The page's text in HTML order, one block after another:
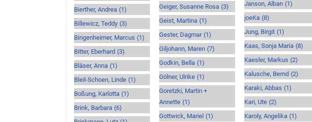
Bierther, Andrea (1)
Billewicz, Teddy (3)
Bingenheimer, Marcus (1)
Bitter, Eberhard (3)
Bläser, Anna (1)
Bleil-Schoen, Linde (1)
Boßung, Karlotta (1)
Brink, Barbara (6)
Geiger, Susanne Rosa (3)
Geist, Martina (1)
Gester, Dagmar (1)
Giljohann, Maren (7)
Godkin, Bella (1)
Gölner, Ulrike (1)
Goretzki, Martin +
Annette (1)
Gottwick, Mariel (1)
Janson, Alban (1)
joeKa (8)
Jung, Birgit (1)
Kaas, Sonja Maria (8)
Kaesler, Markus (2)
Kalusche, Bernd (2)
Karaki, Abbas (1)
Kari, Ute (2)
Karoly, Angelika (1)